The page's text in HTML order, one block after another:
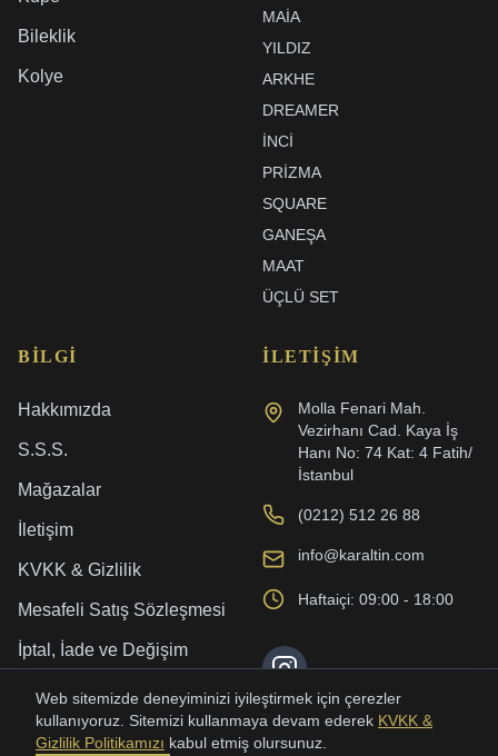
Bileklik
Kolye
MAIA
YILDIZ
ARKHE
DREAMER
İNCI
PRIZMA
SQUARE
GANEŞA
MAAT
ÜÇLÜ SET
BILGI
Hakkımızda
S.S.S.
Mağazalar
İletişim
KVKK & Gizlilik
Mesafeli Satış Sözleşmesi
İptal, İade ve Değişim
Kargo ve Teslimat
İLETIŞIM
Molla Fenari Mah.
Vezirhanı Cad. Kaya İş
Hanı No: 74 Kat: 4 Fatih/
İstanbul
(0212) 512 26 88
info@karaltin.com
Haftaiçi: 09:00 - 18:00
Web sitemizde deneyiminizi iyileştirmek için çerezler
kullanıyoruz. Sitemizi kullanmaya devam ederek KVKK &
Gizlilik Politikamızı kabul etmiş olursunuz.